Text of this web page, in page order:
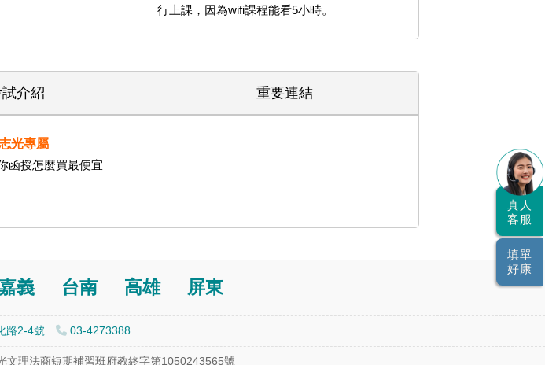
真人
客服
填單
好康
行上課，因為wifi課程能看5小時。
介紹 重要連結
光專屬
函授怎麼買最便宜
義 台南 高雄 屏東
路2-4號 03-4273388
文理法商短期補習班府教終字第1050243565號